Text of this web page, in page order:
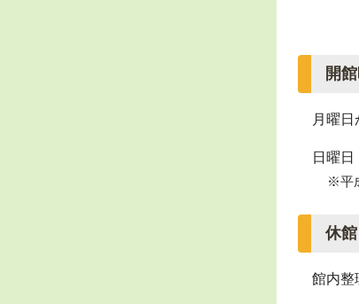
開
月曜
日曜
※平
休館
館内整